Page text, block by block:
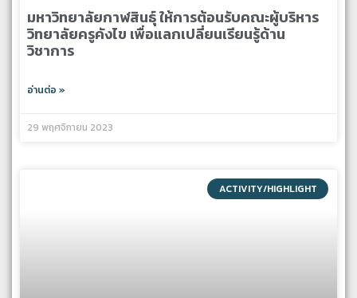
มหาวิทยาลัยกาฬสินธุ์ ให้การต้อนรับคณะผู้บริหาร
วิทยาลัยครูคังไข เพื่อแลกเปลี่ยนเรียนรู้ด้าน
วิชาการ
อ่านต่อ »
29 พฤศจิกายน 2023
ACTIVITY/HIGHLIGHT